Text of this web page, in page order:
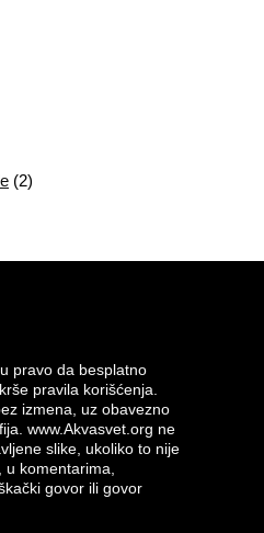
(2)
pravo da besplatno
pravila korišćenja.
izmena, uz obavezno
www.Akvasvet.org ne
slike, ukoliko to nije
komentarima,
govor ili govor